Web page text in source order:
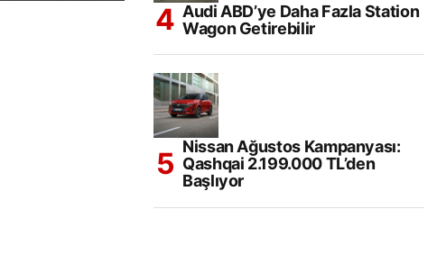
Audi ABD’ye Daha Fazla Station
Wagon Getirebilir
Nissan Ağustos Kampanyası:
Qashqai 2.199.000 TL’den
Başlıyor